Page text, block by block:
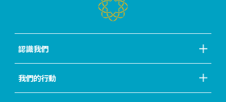
認識我們
我們的行動